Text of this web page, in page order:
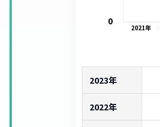
2021年
0
2023年
2022年